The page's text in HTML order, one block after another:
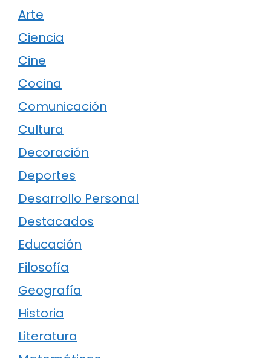
Arte
Ciencia
Cine
Cocina
Comunicación
Cultura
Decoración
Deportes
Desarrollo Personal
Destacados
Educación
Filosofía
Geografía
Historia
Literatura